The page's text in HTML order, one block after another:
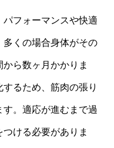
フォーマンスや快適
くの場合身体がその
ら数ヶ月かかりま
るため、筋肉の張り
。適応が進むまで過
ける必要がありま